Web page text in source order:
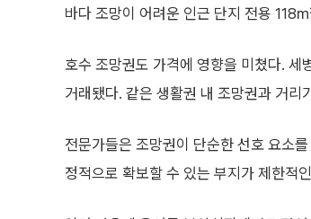
바다 조망이 어려운 인근 단지 전용
호수 조망권도 가격에 영향을 미쳤다.
거래됐다. 같은 생활권 내 조망권과 거
전문가들은 조망권이 단순한 선호 요소
정적으로 확보할 수 있는 부지가 제한적